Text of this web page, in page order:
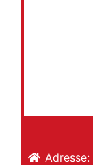
Adresse: